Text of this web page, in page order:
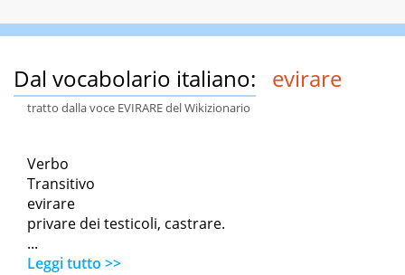
Dal vocabolario italiano: evirare
tratto dalla voce EVIRARE del Wikizionario
Verbo
Transitivo
evirare
privare dei testicoli, castrare.
...
Leggi tutto >>